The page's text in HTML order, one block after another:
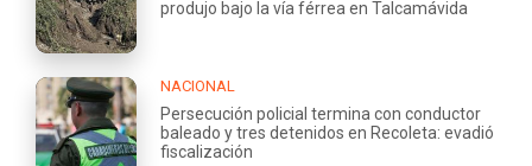
produjo bajo la vía férrea en Talcamávida
NACIONAL
Persecución policial termina con conductor
baleado y tres detenidos en Recoleta: evadió
fiscalización